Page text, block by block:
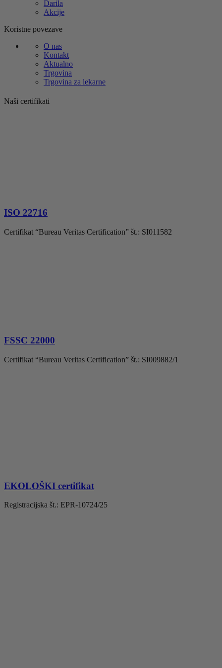
Darila
Akcije
Koristne povezave
O nas
Kontakt
Aktualno
Trgovina
Trgovina za lekarne
Naši certifikati
ISO 22716
Certifikat “Bureau Veritas Certification” št.: SI011582
FSSC 22000
Certifikat “Bureau Veritas Certification” št.: SI009882/1
EKOLOŠKI certifikat
Registracijska št.: EPR-10724/25